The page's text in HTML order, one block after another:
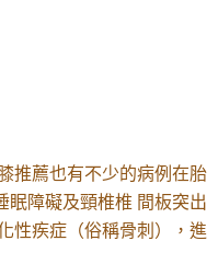
推薦也有不少的病例在胎
眠障礙及頸椎椎 間板突出
性疾症（俗稱骨刺），進